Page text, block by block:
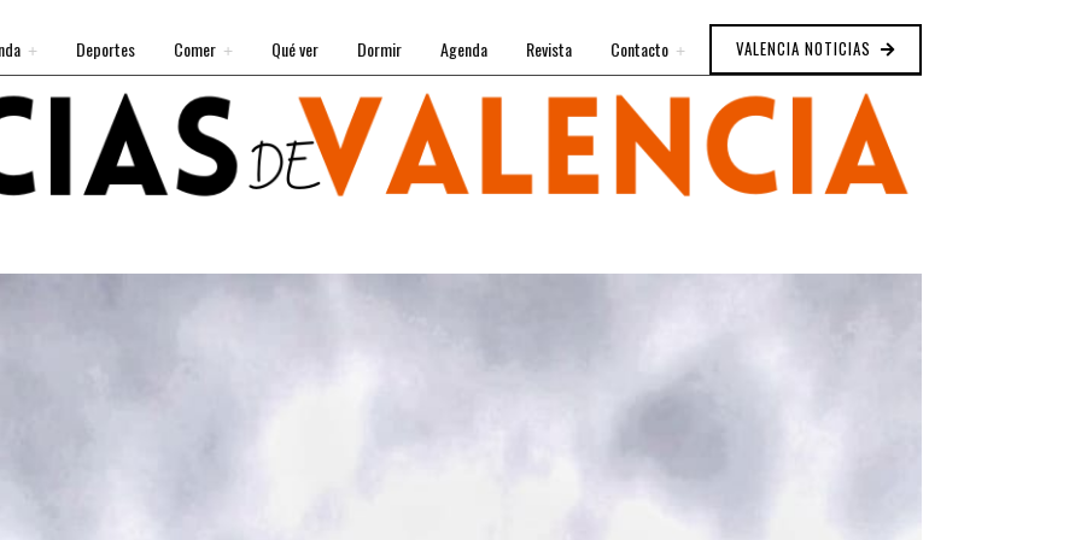
Deportes Comer Qué ver Dormir Agenda Revista Contacto VALENCIA NOTICIAS